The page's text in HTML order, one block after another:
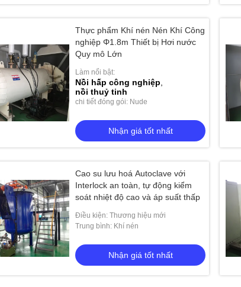
Thực phẩm Khí nén Nén Khí Công
nghiệp Φ1.8m Thiết bị Hơi nước
Quy mô Lớn
Làm nổi bật:
Nồi hấp công nghiệp
nồi thuỷ tinh
chi tiết đóng gói: Nude
Nhận giá tốt nhất
Cao su lưu hoá Autoclave với
Interlock an toàn, tự động kiểm
soát nhiệt độ cao và áp suất thấp
Điều kiện: Thương hiệu mới
Trung bình: Khí nén
Nhận giá tốt nhất